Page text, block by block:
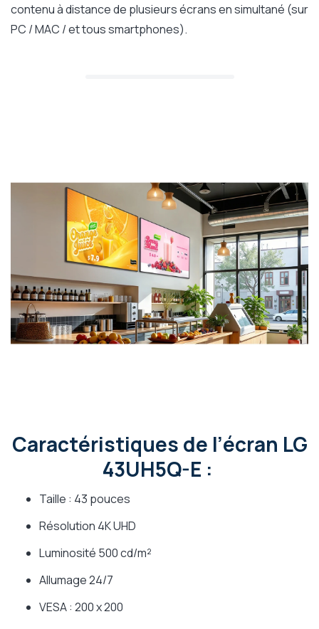
contenu à distance de plusieurs écrans en simultané (sur
PC / MAC / et tous smartphones).
Caractéristiques de l’écran LG
43UH5Q-E :
Taille : 43 pouces
Résolution 4K UHD
Luminosité 500 cd/m²
Allumage 24/7
VESA : 200 x 200